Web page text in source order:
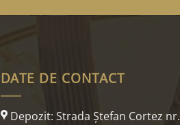
DATE DE CONTACT
Depozit: Strada Ştefan Cortez nr.